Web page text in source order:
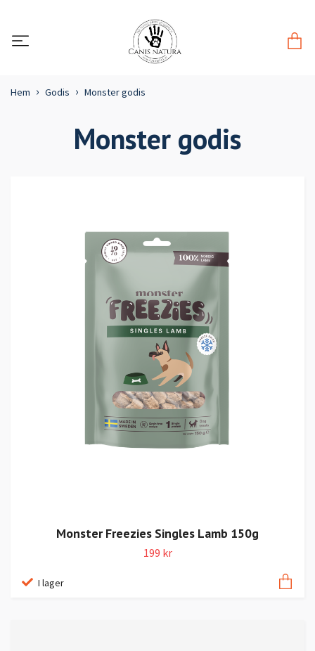
Hem Godis Monster godis
Monster godis
Monster Freezies Singles Lamb 150g
199 kr
I lager